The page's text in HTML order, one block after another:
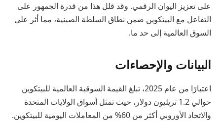
على تعزيز اليوان الرقمي. وقد قلل هذا من قدرة الجمهور على
التفاعل مع البيتكوين ضمن نطاق السلطة الصينية، مما أثر على
السوق العالمية إلى حد ما.
البيانات والإحصاءات
اعتبارًا من عام 2025، تبلغ القيمة السوقية العالمية للبيتكوين
حوالي 1.2 تريليون دولار، حيث تمثل أسواق الولايات المتحدة
والاتحاد الأوروبي أكثر من 60% من المعاملات اليومية للبيتكوين.